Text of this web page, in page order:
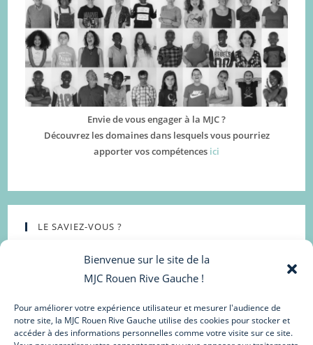
Bienvenue sur le site de la
MJC Rouen Rive Gauche !
Pour améliorer votre expérience utilisateur et mesurer l'audience de
notre site, la MJC Rouen Rive Gauche utilise des cookies pour stocker et
accéder à des informations personnelles comme votre visite sur ce site.
Envie de vous engager à la MJC ?
Découvrez les domaines dans lesquels vous pourriez
apporter vos compétences ici
LE SAVIEZ-VOUS ?